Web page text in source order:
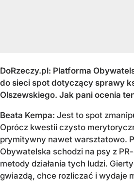
DoRzeczy.pl: Platforma
do sieci spot dotyczący sprawy
Olszewskiego. Jak pani ocenia
Beata Kempa: Jest to spot
Oprócz kwestii czysto
prymitywny nawet warsztatowo.
Obywatelska schodzi na psy z
metody działania tych ludzi.
gwiazdą, chce rozliczać i wydaje